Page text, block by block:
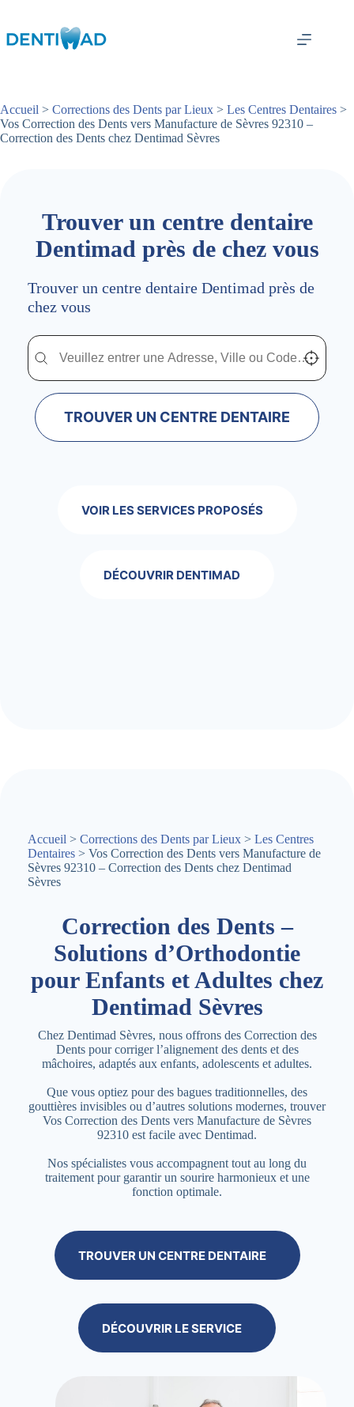
contenu
Accueil > Corrections des Dents par Lieux > Les Centres Dentaires >
Vos Correction des Dents vers Manufacture de Sèvres 92310 –
Correction des Dents chez Dentimad Sèvres
Trouver un centre dentaire
Dentimad près de chez vous
Trouver un centre dentaire Dentimad près de
chez vous
Trouver un centre dentaire Dentimad près de
Trouver un centre dentaire Dentimad près de chez vous Localisez-
TROUVER UN CENTRE DENTAIRE
VOIR LES SERVICES PROPOSÉS
DÉCOUVRIR DENTIMAD
Accueil > Corrections des Dents par Lieux > Les Centres
Dentaires > Vos Correction des Dents vers Manufacture de
Sèvres 92310 – Correction des Dents chez Dentimad
Sèvres
Correction des Dents –
Solutions d’Orthodontie
pour Enfants et Adultes chez
Dentimad Sèvres
Chez Dentimad Sèvres, nous offrons des Correction des
Dents pour corriger l’alignement des dents et des
mâchoires, adaptés aux enfants, adolescents et adultes.
Que vous optiez pour des bagues traditionnelles, des
gouttières invisibles ou d’autres solutions modernes, trouver
Vos Correction des Dents vers Manufacture de Sèvres
92310 est facile avec Dentimad.
Nos spécialistes vous accompagnent tout au long du
traitement pour garantir un sourire harmonieux et une
fonction optimale.
TROUVER UN CENTRE DENTAIRE
DÉCOUVRIR LE SERVICE